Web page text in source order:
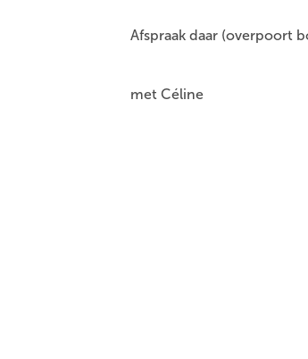
Afspraak daar (overpoort
met Céline